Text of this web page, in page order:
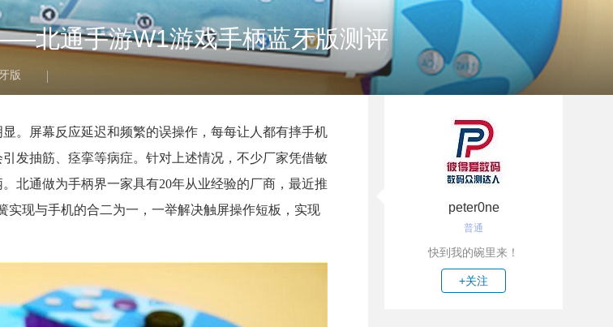
北通手游W1游戏手柄蓝牙版测评
版
。屏幕反应延迟和频繁的误操作，每每让人都有摔手机
发抽筋、痉挛等病症。针对上述情况，不少厂家凭借敏
通做为手柄界一家具有20年从业经验的厂商，最近推
现与手机的合二为一，一举解决触屏操作短板，实现
peter0ne
普通
快到我的碗里来！
+关注